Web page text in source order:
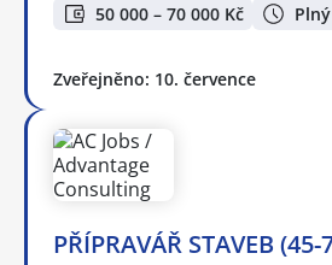
50 000 – 70 000 Kč
Zveřejněno: 10. července
PŘÍPRAVÁŘ STAVEB (45-